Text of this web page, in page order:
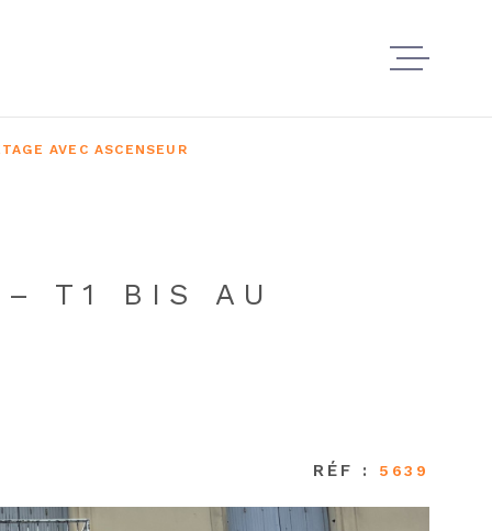
VENDRE
AVEC ASCENSEUR
T1 BIS AU
RÉF : 5639